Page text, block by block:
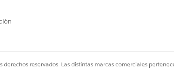
del canal.
del equipo.
en la solicitud de canal, hasta 20 por solicitud.
reservados. Las distintas marcas comerciales